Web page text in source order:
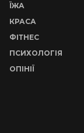
ЇЖА
КРАСА
ФІТНЕС
ПСИХОЛОГІЯ
ОПІНІЇ